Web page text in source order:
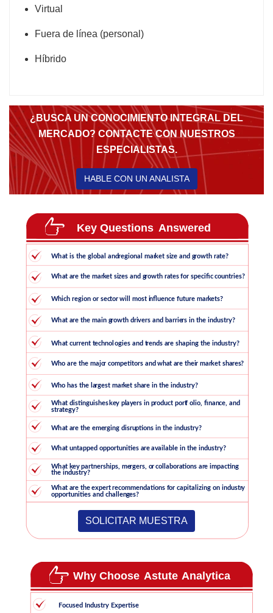
Virtual
Fuera de línea (personal)
Híbrido
¿BUSCA UN CONOCIMIENTO INTEGRAL DEL
MERCADO? CONTACTE CON NUESTROS
ESPECIALISTAS.
HABLE CON UN ANALISTA
SOLICITAR MUESTRA